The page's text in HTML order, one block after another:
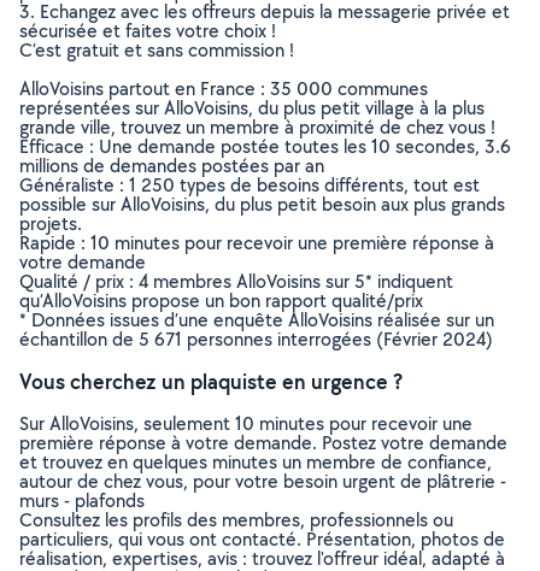
3. Echangez avec les offreurs depuis la messagerie privée et
sécurisée et faites votre choix !
C’est gratuit et sans commission !
AlloVoisins partout en France : 35 000 communes
représentées sur AlloVoisins, du plus petit village à la plus
grande ville, trouvez un membre à proximité de chez vous !
Efficace : Une demande postée toutes les 10 secondes, 3.6
millions de demandes postées par an
Généraliste : 1 250 types de besoins différents, tout est
possible sur AlloVoisins, du plus petit besoin aux plus grands
projets.
Rapide : 10 minutes pour recevoir une première réponse à
votre demande
Qualité / prix : 4 membres AlloVoisins sur 5* indiquent
qu’AlloVoisins propose un bon rapport qualité/prix
* Données issues d’une enquête AlloVoisins réalisée sur un
échantillon de 5 671 personnes interrogées (Février 2024)
Vous cherchez un plaquiste en urgence ?
Sur AlloVoisins, seulement 10 minutes pour recevoir une
première réponse à votre demande. Postez votre demande
et trouvez en quelques minutes un membre de confiance,
autour de chez vous, pour votre besoin urgent de plâtrerie -
murs - plafonds
Consultez les profils des membres, professionnels ou
particuliers, qui vous ont contacté. Présentation, photos de
réalisation, expertises, avis : trouvez l'offreur idéal, adapté à